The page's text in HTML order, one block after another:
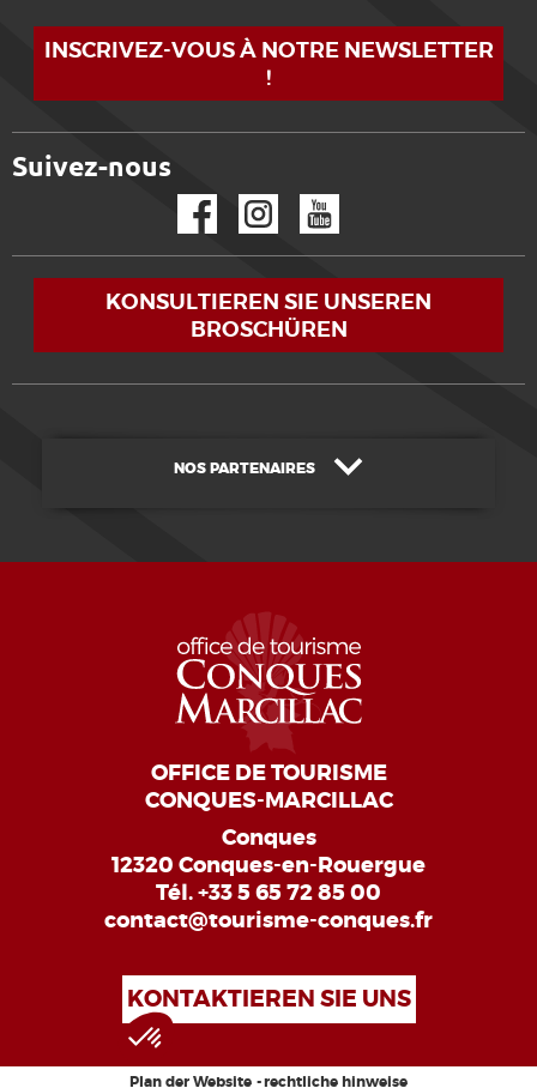
INSCRIVEZ-VOUS À NOTRE NEWSLETTER
!
Suivez-nous
KONSULTIEREN SIE UNSEREN
BROSCHÜREN
NOS PARTENAIRES
OFFICE DE TOURISME
CONQUES-MARCILLAC
Conques
12320 Conques-en-Rouergue
Tél.+33 5 65 72 85 00
contact@tourisme-conques.fr
KONTAKTIEREN SIE UNS
Plan der Website rechtliche hinweise